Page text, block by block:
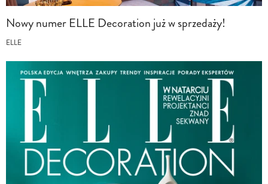
Nowy numer ELLE Decoration już w sprzedaży!
ELLE